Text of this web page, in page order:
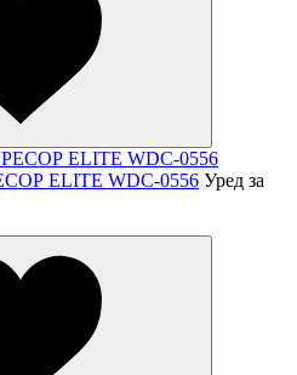
ELITE WDC-0556 Уред за